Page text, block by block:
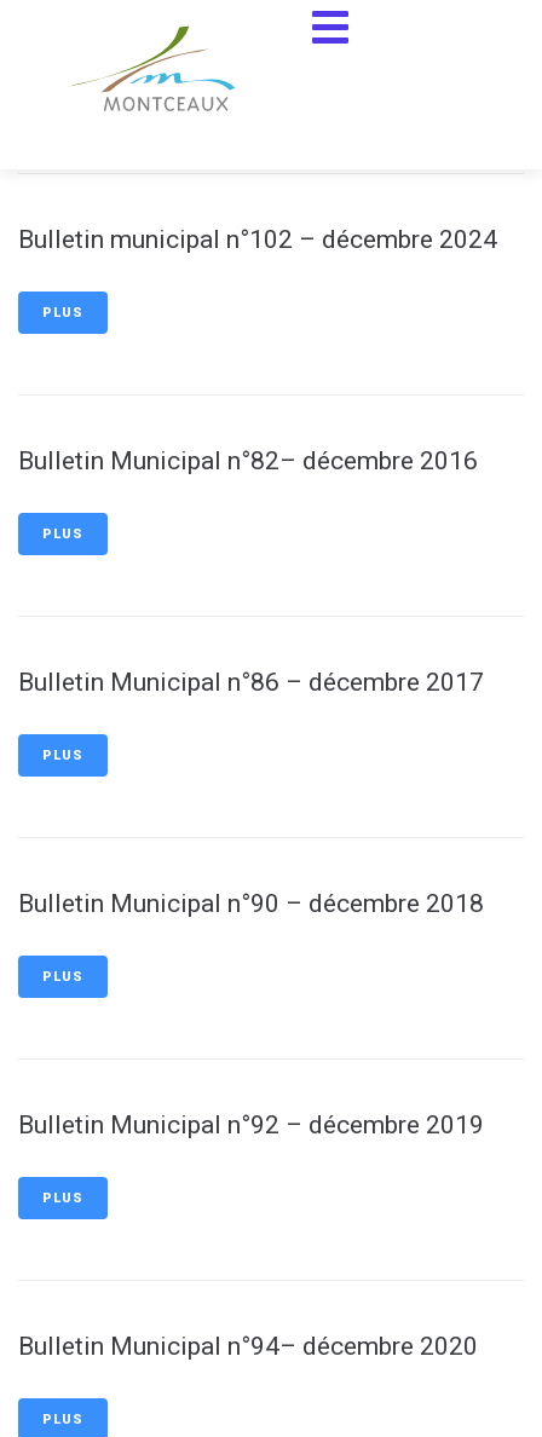
PLUS
Bulletin municipal n°102 – décembre 2024
PLUS
Bulletin Municipal n°82– décembre 2016
PLUS
Bulletin Municipal n°86 – décembre 2017
PLUS
Bulletin Municipal n°90 – décembre 2018
PLUS
Bulletin Municipal n°92 – décembre 2019
PLUS
Bulletin Municipal n°94– décembre 2020
PLUS